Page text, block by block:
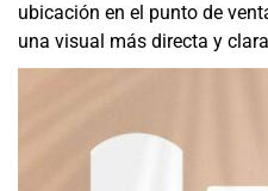
ubicación en el punto de
una visual más directa y